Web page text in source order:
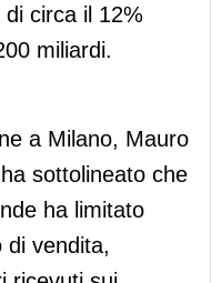
circa il 12%
miliardi.
a Milano, Mauro
sottolineato che
ha limitato
di vendita,